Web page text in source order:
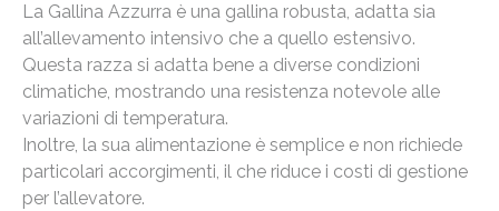
La Gallina Azzurra è una gallina robusta, adatta sia
all’allevamento intensivo che a quello estensivo.
Questa razza si adatta bene a diverse condizioni
climatiche, mostrando una resistenza notevole alle
variazioni di temperatura.
Inoltre, la sua alimentazione è semplice e non richiede
particolari accorgimenti, il che riduce i costi di gestione
per l’allevatore.